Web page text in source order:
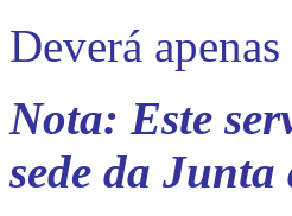
Deverá
Nota: Este
sede da